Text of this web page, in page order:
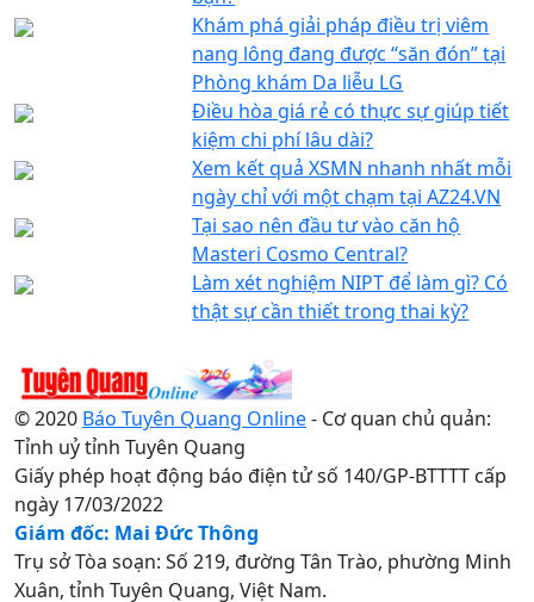
Khám phá giải pháp điều trị viêm
nang lông đang được “săn đón” tại
Phòng khám Da liễu LG
Điều hòa giá rẻ có thực sự giúp tiết
kiệm chi phí lâu dài?
Xem kết quả XSMN nhanh nhất mỗi
ngày chỉ với một chạm tại AZ24.VN
Tại sao nên đầu tư vào căn hộ
Masteri Cosmo Central?
Làm xét nghiệm NIPT để làm gì? Có
thật sự cần thiết trong thai kỳ?
© 2020 Báo Tuyên Quang Online- Cơ quan chủ quản:
Tỉnh uỷ tỉnh Tuyên Quang
Giấy phép hoạt động báo điện tử số 140/GP-BTTTT cấp
ngày 17/03/2022
Giám đốc: Mai Đức Thông
Trụ sở Tòa soạn: Số 219, đường Tân Trào, phường Minh
Xuân, tỉnh Tuyên Quang, Việt Nam.